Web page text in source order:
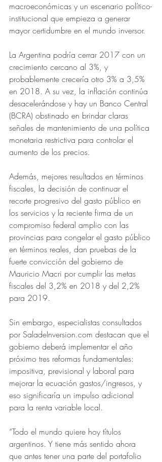
macroeconómicas y un escenario político-
institucional que empieza a generar
mayor certidumbre en el mundo inversor.
La Argentina podría cerrar 2017 con un
crecimiento cercano al 3%, y
probablemente crecería otro 3% a 3,5%
en 2018. A su vez, la inflación continúa
desacelerándose y hay un Banco Central
(BCRA) obstinado en brindar claras
señales de mantenimiento de una política
monetaria restrictiva para controlar el
aumento de los precios.
Además, mejores resultados en términos
fiscales, la decisión de continuar el
recorte progresivo del gasto público en
los servicios y la reciente firma de un
compromiso federal amplio con las
provincias para congelar el gasto público
en términos reales, dan pruebas de la
fuerte convicción del gobierno de
Mauricio Macri por cumplir las metas
fiscales del 3,2% en 2018 y del 2,2%
para 2019.
Sin embargo, especialistas consultados
por SaladeInversion.com destacan que el
gobierno deberá implementar el año
próximo tres reformas fundamentales:
impositiva, previsional y laboral para
mejorar la ecuación gastos/ingresos, y
eso significaría un impulso adicional
para la renta variable local.
“Todo el mundo quiere hoy títulos
argentinos. Y tiene más sentido ahora
que antes tener una parte del portafolio